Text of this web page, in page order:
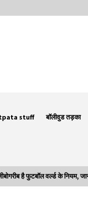
stuff बॉलीवुड तड़का
है फुटबॉल वर्ल्ड के नियम,